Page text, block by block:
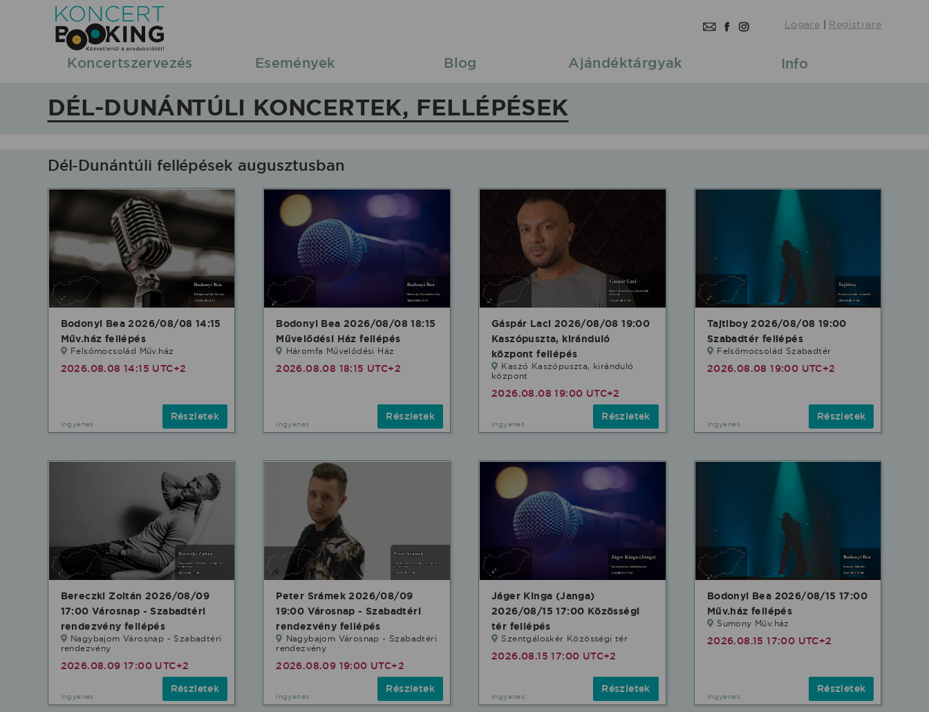
Koncertbooking
Koncertszervezés
Koncertek
Dunántúl
régióban
Logare | Registrare
Koncertszervezés Események Blog Ajándéktárgyak Info
DÉL-DUNÁNTÚLI KONCERTEK, FELLÉPÉSEK
Dél-Dunántúli fellépések augusztusban
Bodonyi Bea 2026/08/08 14:15
Műv.ház fellépés
Felsőmocsolád Műv.ház
2026.08.08 14:15 UTC+2
Ingyenes
Részletek
Bodonyi Bea 2026/08/08 18:15
Művelődési Ház fellépés
Háromfa Művelődési Ház
2026.08.08 18:15 UTC+2
Ingyenes
Részletek
Gáspár Laci 2026/08/08 19:00
Kaszópuszta, kiránduló
központ fellépés
Kaszó Kaszópuszta, kiránduló
központ
2026.08.08 19:00 UTC+2
Ingyenes
Részletek
Tajtiboy 2026/08/08 19:00
Szabadtér fellépés
Felsőmocsolád Szabadtér
2026.08.08 19:00 UTC+2
Ingyenes
Részletek
Bereczki Zoltán 2026/08/09
17:00 Városnap - Szabadtéri
rendezvény fellépés
Nagybajom Városnap - Szabadtéri
rendezvény
2026.08.09 17:00 UTC+2
Ingyenes
Részletek
Peter Srámek 2026/08/09
19:00 Városnap - Szabadtéri
rendezvény fellépés
Nagybajom Városnap - Szabadtéri
rendezvény
2026.08.09 19:00 UTC+2
Ingyenes
Részletek
Jáger Kinga (Janga)
2026/08/15 17:00 Közösségi
tér fellépés
Szentgáloskér Közösségi tér
2026.08.15 17:00 UTC+2
Ingyenes
Részletek
Bodonyi Bea 2026/08/15 17:00
Műv.ház fellépés
Sumony Műv.ház
2026.08.15 17:00 UTC+2
Ingyenes
Részletek